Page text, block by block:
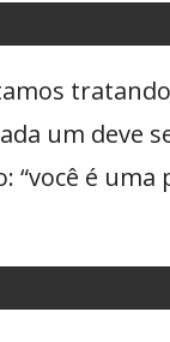
um deve
“você é uma